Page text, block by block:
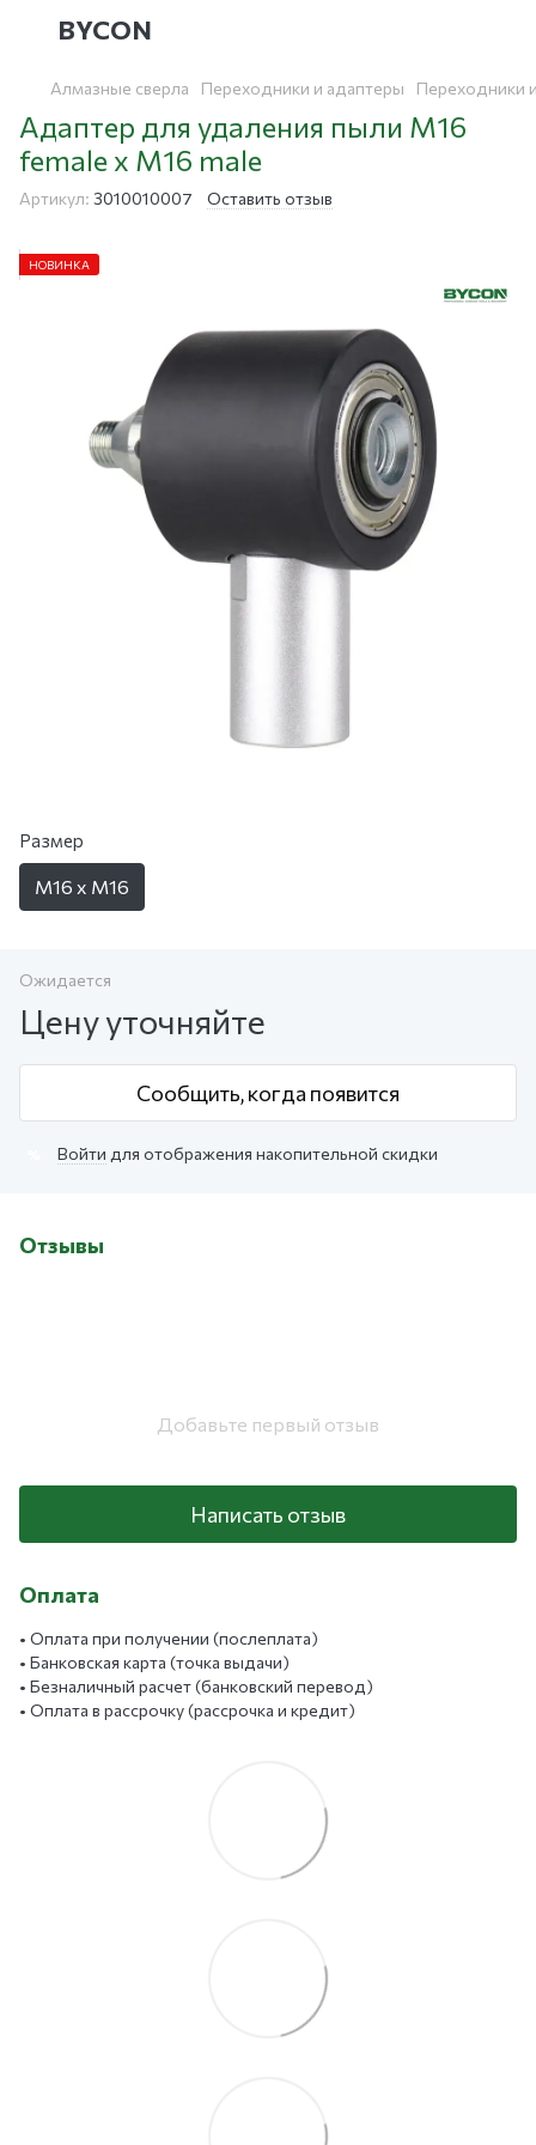
BYCON
Алмазные сверла Переходники и адаптеры Переходники
Адаптер для удаления пыли М16
female x M16 male
Артикул: 3010010007 Оставить отзыв
НОВИНКА
Размер
M16 x M16
Ожидается
Цену уточняйте
Сообщить, когда появится
Войти для отображения накопительной скидки
Отзывы
Добавьте первый отзыв
Написать отзыв
Оплата
• Оплата при получении (послеплата)
• Банковская карта (точка выдачи)
• Безналичный расчет (банковский перевод)
• Оплата в рассрочку (рассрочка и кредит)